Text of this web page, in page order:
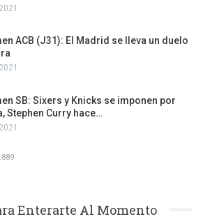
ACB (J31): El Madrid se lleva un duelo
SB: Sixers y Knicks se imponen por
Stephen Curry hace…
Enterarte Al Momento